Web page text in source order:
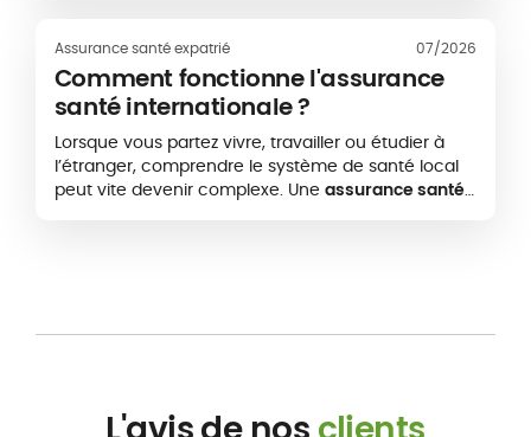
assurance santé permet parfois de conserver ou
d’adapter un contrat existant. Cette continuité
n’est toutefois pas automatique. Elle dépend
notamment de la nouvelle destination, de la zone
géographique de couverture et des conditions
prévues par l’assureur.
Assurance santé expatrié 07/2026
Comment fonctionne l'assurance
santé internationale ?
Lorsque vous partez vivre, travailler ou étudier à
l’étranger, comprendre le système de santé local
peut vite devenir complexe. Une assurance santé